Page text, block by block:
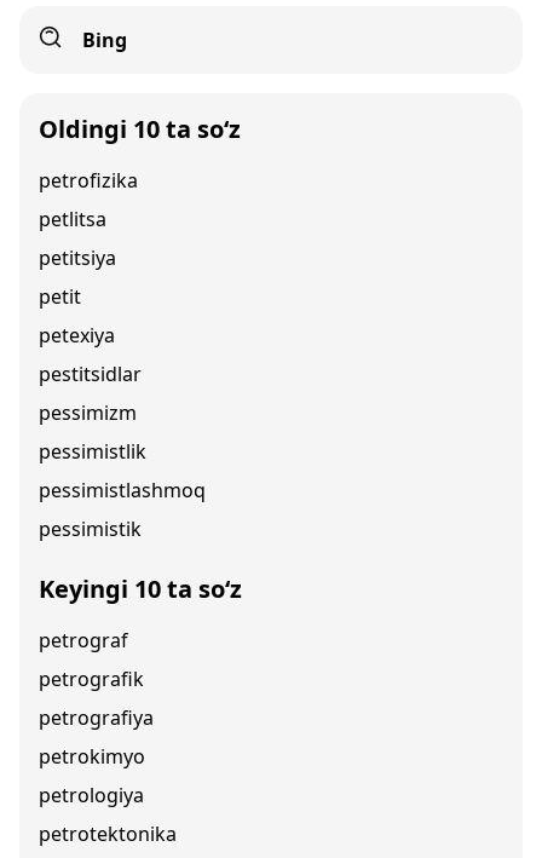
Bing
Oldingi 10 ta so‘z
petrofizika
petlitsa
petitsiya
petit
petexiya
pestitsidlar
pessimizm
pessimistlik
pessimistlashmoq
pessimistik
Keyingi 10 ta so‘z
petrograf
petrografik
petrografiya
petrokimyo
petrologiya
petrotektonika